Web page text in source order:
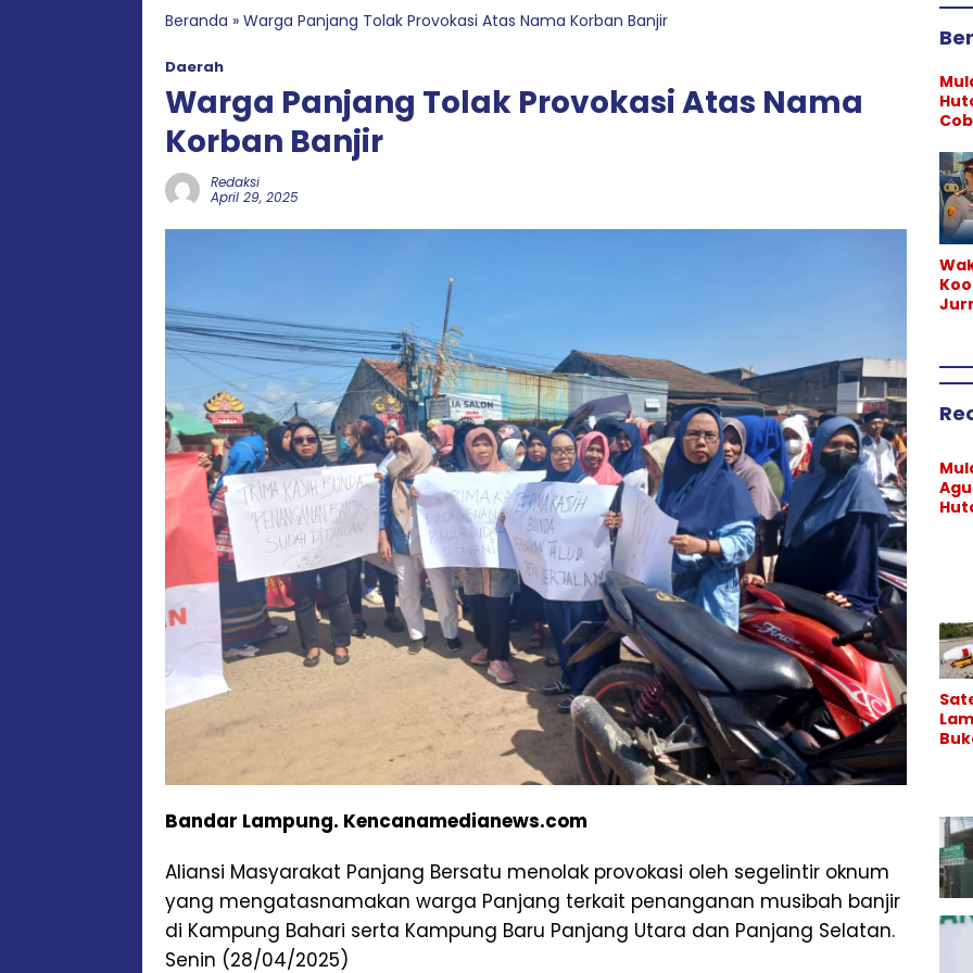
Beranda » Warga Panjang Tolak Provokasi Atas Nama Korban Banjir
Daerah
Warga Panjang Tolak Provokasi Atas Nama
Korban Banjir
Redaksi
April 29, 2025
Bandar Lampung. Kencanamedianews.com
Aliansi Masyarakat Panjang Bersatu menolak provokasi oleh segelintir oknum
yang mengatasnamakan warga Panjang terkait penanganan musibah banjir
di Kampung Bahari serta Kampung Baru Panjang Utara dan Panjang Selatan.
Senin (28/04/2025)
a?